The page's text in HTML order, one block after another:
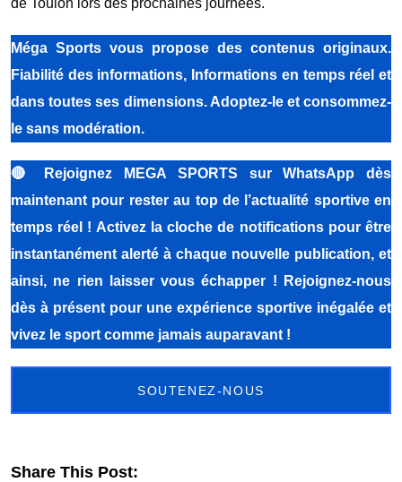
de Toulon lors des prochaines journées.
Méga Sports vous propose des contenus originaux.
Fiabilité des informations, Informations en temps réel et
dans toutes ses dimensions. Adoptez-le et consommez-
le sans modération.
🔴
Rejoignez MEGA SPORTS sur WhatsApp dès
maintenant pour rester au top de l’actualité sportive en
temps réel ! Activez la cloche de notifications pour être
instantanément alerté à chaque nouvelle publication, et
ainsi, ne rien laisser vous échapper ! Rejoignez-nous
dès à présent pour une expérience sportive inégalée et
vivez le sport comme jamais auparavant !
SOUTENEZ-NOUS
Share This Post: